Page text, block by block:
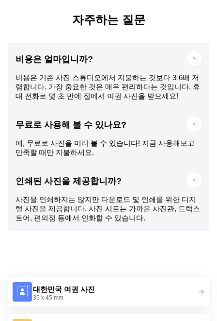
자주하는 질문
비용은 얼마입니까?
비용은 기존 사진 스튜디오에서 지불하는 것보다 3-6배 저
렴합니다. 가장 중요한 것은 매우 편리하다는 것입니다. 휴
대 전화로 몇 초 만에 집에서 여권 사진을 받으세요!
무료로 사용해 볼 수 있나요?
예, 무료로 사진을 미리 볼 수 있습니다! 지금 사용해보고
만족할 때만 지불하세요.
인쇄된 사진을 제공합니까?
사진을 인쇄하지는 않지만 다운로드 및 인쇄를 위한 디지
털 사진을 제공합니다. 사진 시트는 가까운 사진관, 드럭스
토어, 편의점 등에서 인화할 수 있습니다.
대한민국 여권 사진
35 x 45 mm